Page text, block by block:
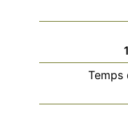
1
Temps